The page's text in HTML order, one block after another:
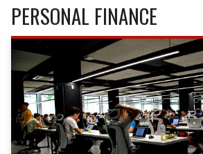
PERSONAL FINANCE